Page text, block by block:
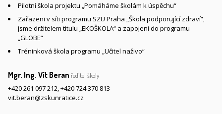
Pilotní škola projektu „Pomáháme školám k úspěchu“
Zařazeni v síti programu SZU Praha „Škola podporující zdraví“,
jsme držitelem titulu „EKOŠKOLA“ a zapojeni do programu
„GLOBE“
Tréninková škola programu „Učitel naživo“
Mgr. Ing. Vít Beran ředitel školy
+420 261 097 212,+420 724 370 813
vit.beran@zskunratice.cz